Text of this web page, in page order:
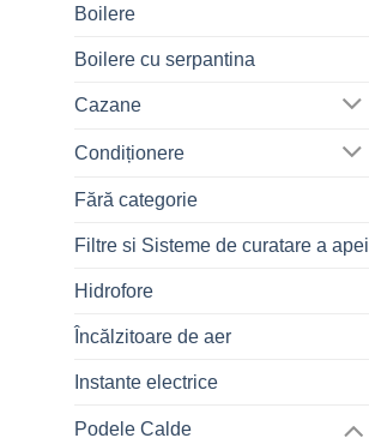
Boilere
Boilere cu serpantina
Cazane
Condiționere
Fără categorie
Filtre si Sisteme de curatare a apei
Hidrofore
Încălzitoare de aer
Instante electrice
Podele Calde